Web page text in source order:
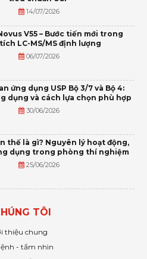
14/07/2026
V55 – Bước tiến mới trong
LC-MS/MS định lượng
06/07/2026
ứng dụng USP Bộ 3/7 và Bộ 4:
dụng và cách lựa chọn phù hợp
30/06/2026
thế là gì? Nguyên lý hoạt động,
dụng trong phòng thí nghiệm
25/06/2026
TÔI
thiệu chung
- tầm nhìn